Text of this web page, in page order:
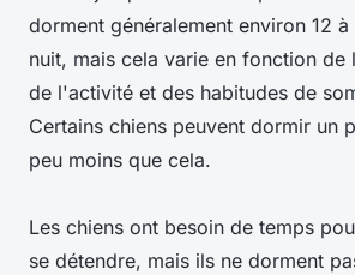
dorment généralement environ 12 à
nuit, mais cela varie en fonction de
de l'activité et des habitudes de
Certains chiens peuvent dormir un
peu moins que cela.
Les chiens ont besoin de temps
se détendre, mais ils ne dorment